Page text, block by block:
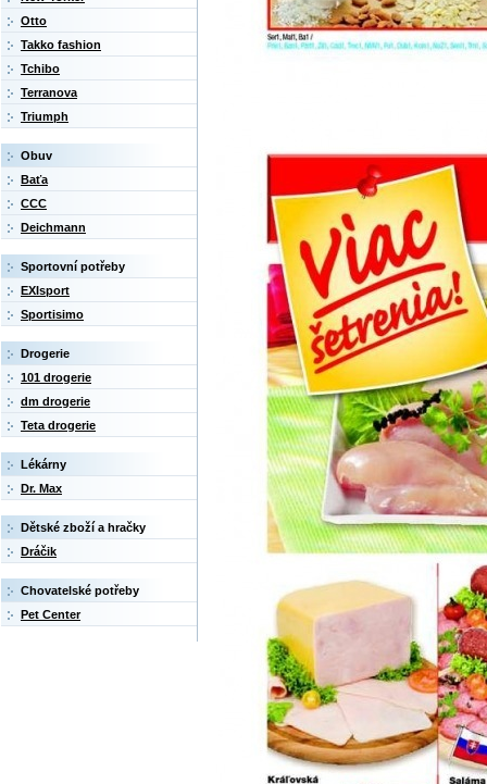
Otto
Takko fashion
Tchibo
Terranova
Triumph
Obuv
Baťa
CCC
Deichmann
Sportovní potřeby
EXIsport
Sportisimo
Drogerie
101 drogerie
dm drogerie
Teta drogerie
Lékárny
Dr. Max
Dětské zboží a hračky
Dráčik
Chovatelské potřeby
Pet Center